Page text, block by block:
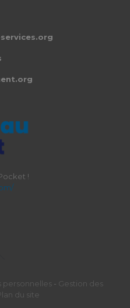
!
personnelles - Gestion des
du site